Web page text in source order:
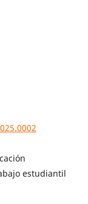
estudiantil